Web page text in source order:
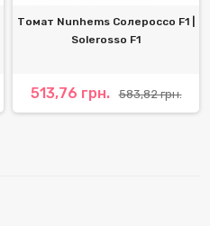
Томат Nunhems Солероссо F1 |
Solerosso F1
513,76 грн. 583,82 грн.